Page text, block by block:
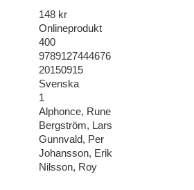
148 kr
Onlineprodukt
400
9789127444676
20150915
Svenska
1
Alphonce, Rune
Bergström, Lars
Gunnvald, Per
Johansson, Erik
Nilsson, Roy